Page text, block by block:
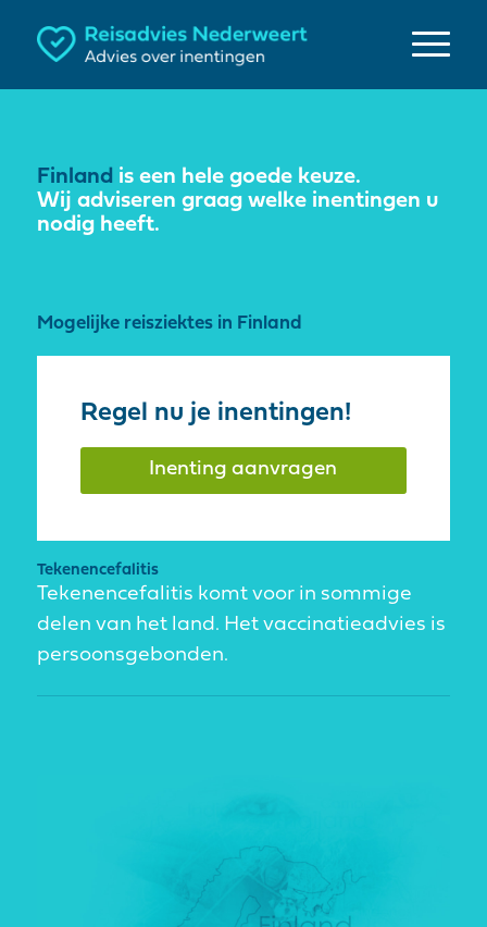
Finland is een hele goede keuze.
Wij adviseren graag welke inentingen u
nodig heeft.
Mogelijke reisziektes in Finland
Regel nu je inentingen!
Inenting aanvragen
Tekenencefalitis
Tekenencefalitis komt voor in sommige
delen van het land. Het vaccinatieadvies is
persoonsgebonden.